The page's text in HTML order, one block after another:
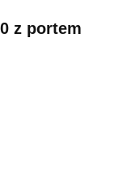
z portem